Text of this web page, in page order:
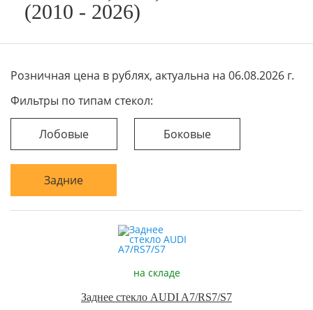
(2010 - 2026)
Розничная цена в рублях, актуальна на 06.08.2026 г.
Фильтры по типам стекол:
Лобовые Боковые
Задние
на складе
Заднее стекло AUDI A7/RS7/S7